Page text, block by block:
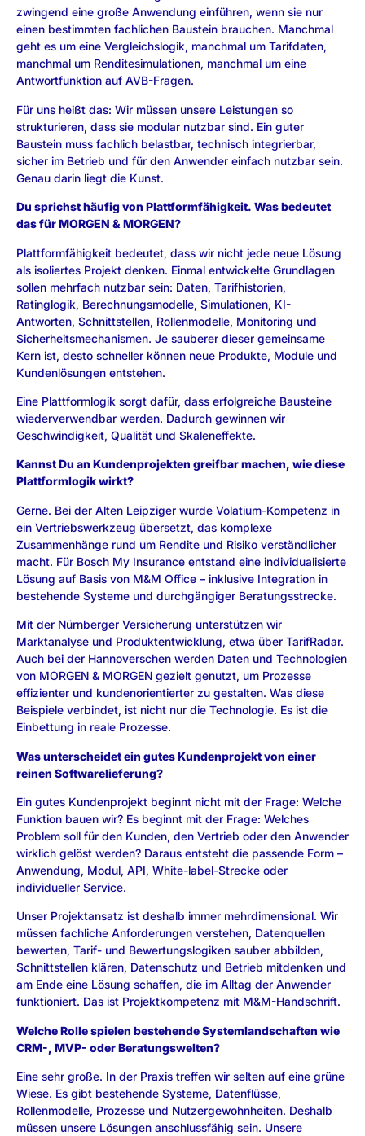
zwingend eine große Anwendung einführen, wenn sie nur
einen bestimmten fachlichen Baustein brauchen. Manchmal
geht es um eine Vergleichslogik, manchmal um Tarifdaten,
manchmal um Renditesimulationen, manchmal um eine
Antwortfunktion auf AVB-Fragen.
Für uns heißt das: Wir müssen unsere Leistungen so
strukturieren, dass sie modular nutzbar sind. Ein guter
Baustein muss fachlich belastbar, technisch integrierbar,
sicher im Betrieb und für den Anwender einfach nutzbar sein.
Genau darin liegt die Kunst.
Du sprichst häufig von Plattformfähigkeit. Was bedeutet
das für MORGEN & MORGEN?
Plattformfähigkeit bedeutet, dass wir nicht jede neue Lösung
als isoliertes Projekt denken. Einmal entwickelte Grundlagen
sollen mehrfach nutzbar sein: Daten, Tarifhistorien,
Ratinglogik, Berechnungsmodelle, Simulationen, KI-
Antworten, Schnittstellen, Rollenmodelle, Monitoring und
Sicherheitsmechanismen. Je sauberer dieser gemeinsame
Kern ist, desto schneller können neue Produkte, Module und
Kundenlösungen entstehen.
Eine Plattformlogik sorgt dafür, dass erfolgreiche Bausteine
wiederverwendbar werden. Dadurch gewinnen wir
Geschwindigkeit, Qualität und Skaleneffekte.
Kannst Du an Kundenprojekten greifbar machen, wie diese
Plattformlogik wirkt?
Gerne. Bei der Alten Leipziger wurde Volatium-Kompetenz in
ein Vertriebswerkzeug übersetzt, das komplexe
Zusammenhänge rund um Rendite und Risiko verständlicher
macht. Für Bosch My Insurance entstand eine individualisierte
Lösung auf Basis von M&M Office – inklusive Integration in
bestehende Systeme und durchgängiger Beratungsstrecke.
Mit der Nürnberger Versicherung unterstützen wir
Marktanalyse und Produktentwicklung, etwa über TarifRadar.
Auch bei der Hannoverschen werden Daten und Technologien
von MORGEN & MORGEN gezielt genutzt, um Prozesse
effizienter und kundenorientierter zu gestalten. Was diese
Beispiele verbindet, ist nicht nur die Technologie. Es ist die
Einbettung in reale Prozesse.
Was unterscheidet ein gutes Kundenprojekt von einer
reinen Softwarelieferung?
Ein gutes Kundenprojekt beginnt nicht mit der Frage: Welche
Funktion bauen wir? Es beginnt mit der Frage: Welches
Problem soll für den Kunden, den Vertrieb oder den Anwender
wirklich gelöst werden? Daraus entsteht die passende Form –
Anwendung, Modul, API, White-label-Strecke oder
individueller Service.
Unser Projektansatz ist deshalb immer mehrdimensional. Wir
müssen fachliche Anforderungen verstehen, Datenquellen
bewerten, Tarif- und Bewertungslogiken sauber abbilden,
Schnittstellen klären, Datenschutz und Betrieb mitdenken und
am Ende eine Lösung schaffen, die im Alltag der Anwender
funktioniert. Das ist Projektkompetenz mit M&M-Handschrift.
Welche Rolle spielen bestehende Systemlandschaften wie
CRM-, MVP- oder Beratungswelten?
Eine sehr große. In der Praxis treffen wir selten auf eine grüne
Wiese. Es gibt bestehende Systeme, Datenflüsse,
Rollenmodelle, Prozesse und Nutzergewohnheiten. Deshalb
müssen unsere Lösungen anschlussfähig sein. Unsere